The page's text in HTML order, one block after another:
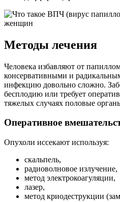
Методы лечения
Человека избавляют от
консервативными и
инфекцию довольно сложно.
бесплодию или требует
тяжелых случаях половые
Оперативное
Опухоли иссекают используя:
скальпель,
радиоволновое излучение,
метод электрокоагуляции,
лазер,
метод криодеструкции